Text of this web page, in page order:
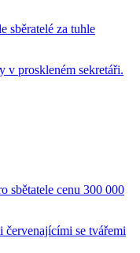
sběratelé za tuhle
v proskleném sekretáři.
sbětatele cenu 300 000
červenajícími se tvářemi